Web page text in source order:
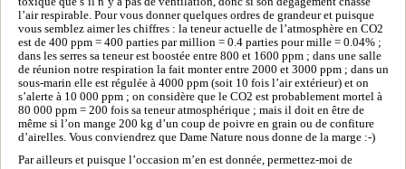
l’air respirable. Pour vous donner quelques ordres de grandeur et puisque
vous semblez aimer les chiffres : la teneur actuelle de l’atmosphère en CO2
est de 400 ppm = 400 parties par million = 0.4 parties pour mille = 0.04% ;
dans les serres sa teneur est boostée entre 800 et 1600 ppm ; dans une salle
de réunion notre respiration la fait monter entre 2000 et 3000 ppm ; dans un
sous-marin elle est régulée à 4000 ppm (soit 10 fois l’air extérieur) et on
s’alerte à 10 000 ppm ; on considère que le CO2 est probablement mortel à
80 000 ppm = 200 fois sa teneur atmosphérique ; mais il doit en être de
même si l’on mange 200 kg d’un coup de poivre en grain ou de confiture
d’airelles. Vous conviendrez que Dame Nature nous donne de la marge :-)
Par ailleurs et puisque l’occasion m’en est donnée, permettez-moi de